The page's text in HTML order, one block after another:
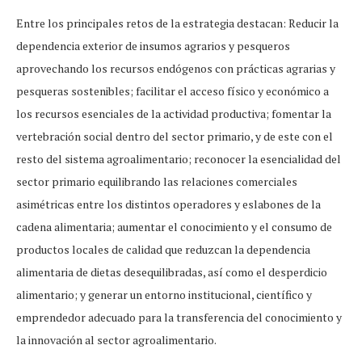
Entre los principales retos de la estrategia destacan: Reducir la
dependencia exterior de insumos agrarios y pesqueros
aprovechando los recursos endógenos con prácticas agrarias y
pesqueras sostenibles; facilitar el acceso físico y económico a
los recursos esenciales de la actividad productiva; fomentar la
vertebración social dentro del sector primario, y de este con el
resto del sistema agroalimentario; reconocer la esencialidad del
sector primario equilibrando las relaciones comerciales
asimétricas entre los distintos operadores y eslabones de la
cadena alimentaria; aumentar el conocimiento y el consumo de
productos locales de calidad que reduzcan la dependencia
alimentaria de dietas desequilibradas, así como el desperdicio
alimentario; y generar un entorno institucional, científico y
emprendedor adecuado para la transferencia del conocimiento y
la innovación al sector agroalimentario.